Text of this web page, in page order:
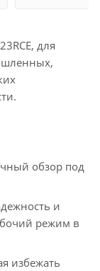
для
обзор под
и
режим в
избежать